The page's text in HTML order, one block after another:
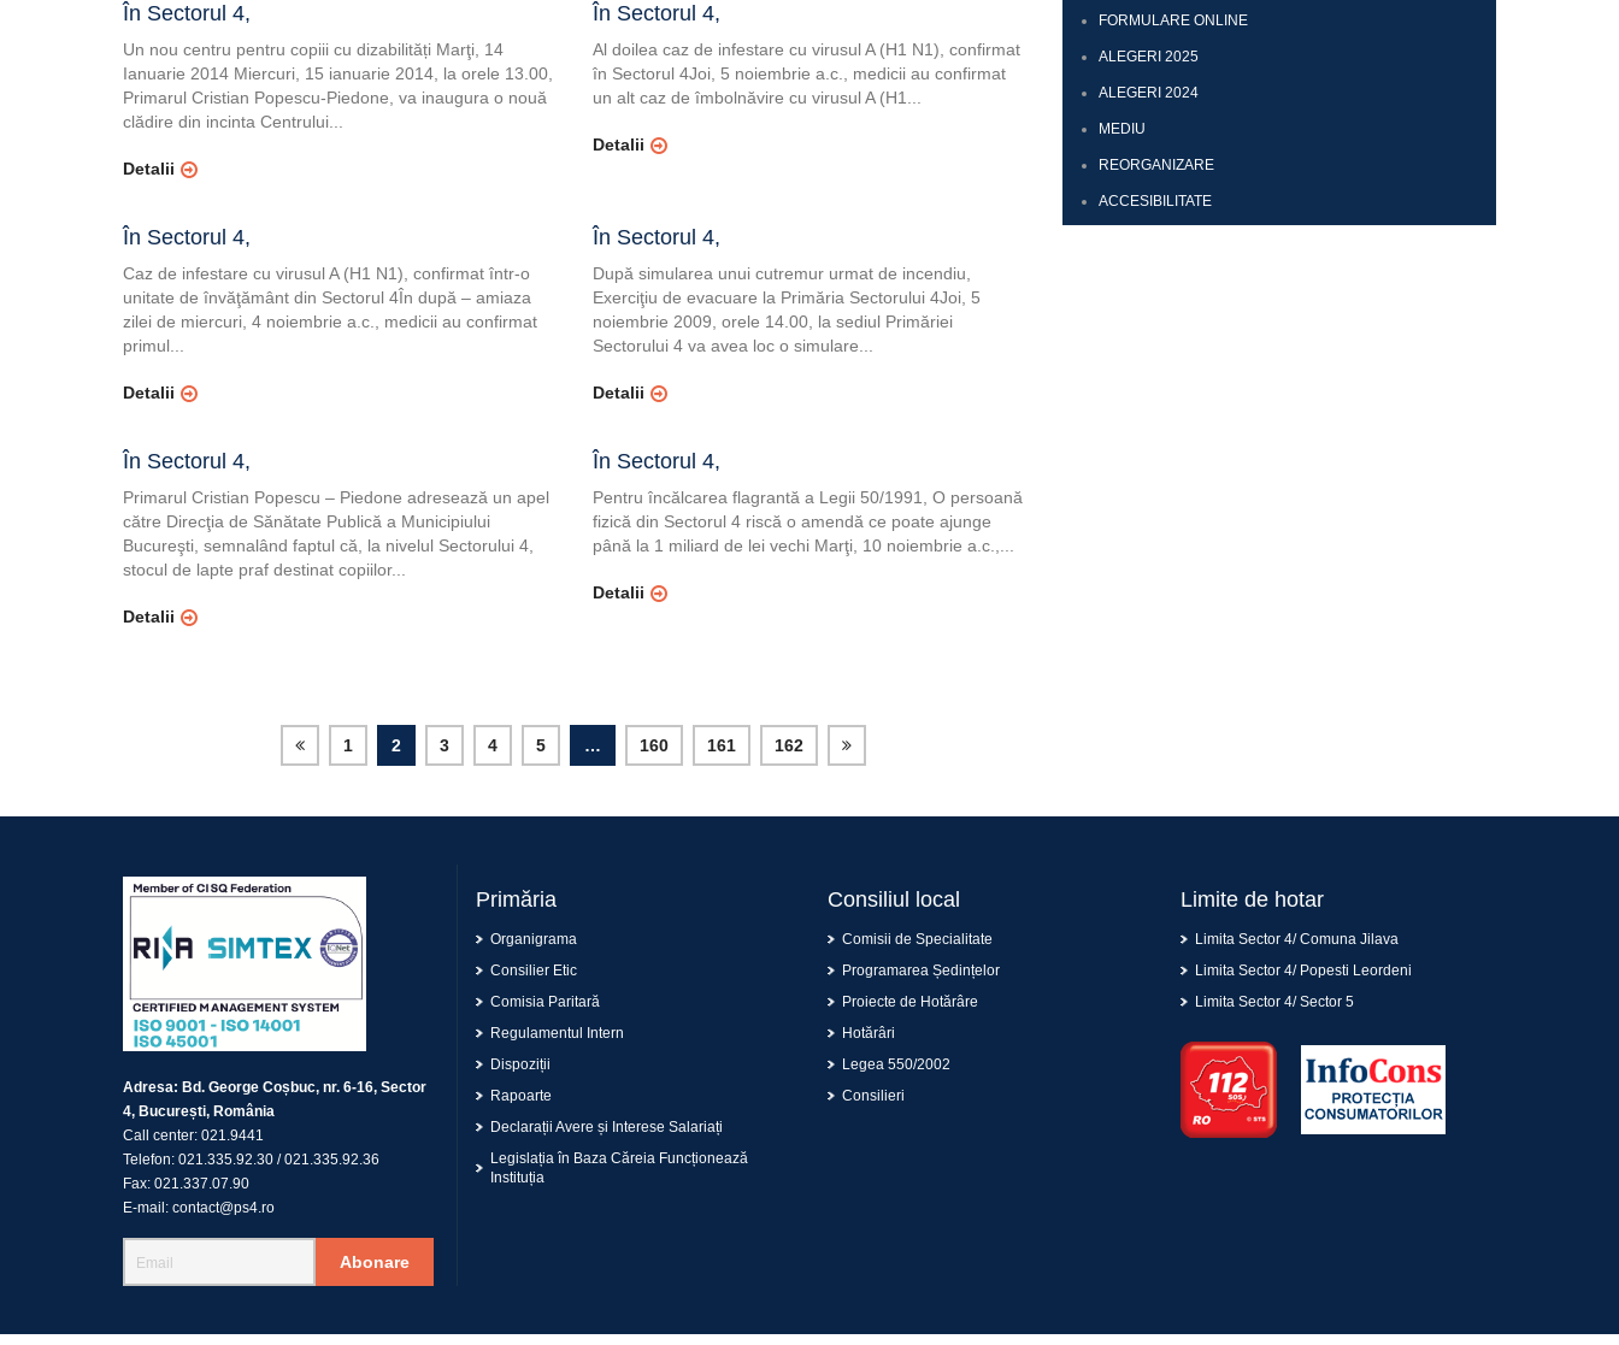
În Sectorul 4,
Un nou centru pentru copiii cu dizabilități Marţi, 14
Ianuarie 2014 Miercuri, 15 ianuarie 2014, la orele 13.00,
Primarul Cristian Popescu-Piedone, va inaugura o nouă
clădire din incinta Centrului...
Detalii
În Sectorul 4,
Al doilea caz de infestare cu virusul A (H1 N1), confirmat
în Sectorul 4Joi, 5 noiembrie a.c., medicii au confirmat
un alt caz de îmbolnăvire cu virusul A (H1...
Detalii
În Sectorul 4,
Caz de infestare cu virusul A (H1 N1), confirmat într-o
unitate de învăţământ din Sectorul 4În după – amiaza
zilei de miercuri, 4 noiembrie a.c., medicii au confirmat
primul...
Detalii
În Sectorul 4,
După simularea unui cutremur urmat de incendiu,
Exerciţiu de evacuare la Primăria Sectorului 4Joi, 5
noiembrie 2009, orele 14.00, la sediul Primăriei
Sectorului 4 va avea loc o simulare...
Detalii
În Sectorul 4,
Primarul Cristian Popescu – Piedone adresează un apel
către Direcţia de Sănătate Publică a Municipiului
Bucureşti, semnalând faptul că, la nivelul Sectorului 4,
stocul de lapte praf destinat copiilor...
Detalii
În Sectorul 4,
Pentru încălcarea flagrantă a Legii 50/1991, O persoană
fizică din Sectorul 4 riscă o amendă ce poate ajunge
până la 1 miliard de lei vechi Marţi, 10 noiembrie a.c.,...
Detalii
1 2 3 4 5 … 160 161 162
FORMULARE ONLINE
ALEGERI 2025
ALEGERI 2024
MEDIU
REORGANIZARE
ACCESIBILITATE
Adresa: Bd. George Coșbuc, nr. 6-16, Sector
4, București, România
Call center: 021.9441
Telefon: 021.335.92.30 /021.335.92.36
Fax: 021.337.07.90
E-mail: contact@ps4.ro
Abonare
Primăria
Organigrama
Consilier Etic
Comisia Paritară
Regulamentul Intern
Dispoziții
Rapoarte
Declarații Avere și Interese Salariați
Legislația în Baza Căreia Funcționează
Instituția
Consiliul local
Comisii de Specialitate
Programarea Ședințelor
Proiecte de Hotărâre
Hotărâri
Legea 550/2002
Consilieri
Limite de hotar
Limita Sector 4/ Comuna Jilava
Limita Sector 4/ Popesti Leordeni
Limita Sector 4/ Sector 5